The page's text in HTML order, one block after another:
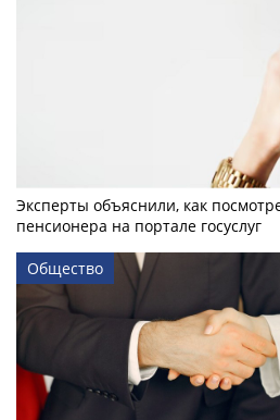
Эксперты объяснили, как
пенсионера на портале госуслуг
Общество